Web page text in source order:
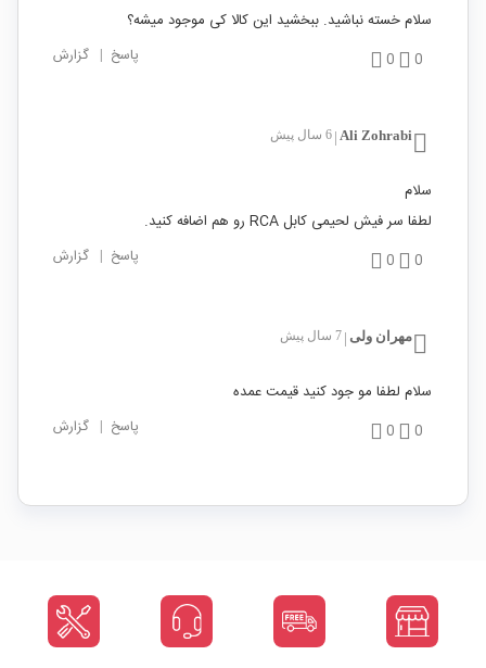
سلام خسته نباشید. ببخشید این کالا کی موجود میشه؟
0
0 پاسخ | گزارش
Ali Zohrabi
| 6 سال پیش
سلام
لطفا سر فیش لحیمی کابل RCA رو هم اضافه کنید.
0
0 پاسخ | گزارش
مهران ولی | 7 سال پیش
سلام لطفا مو جود کنید قیمت عمده
0
0 پاسخ | گزارش